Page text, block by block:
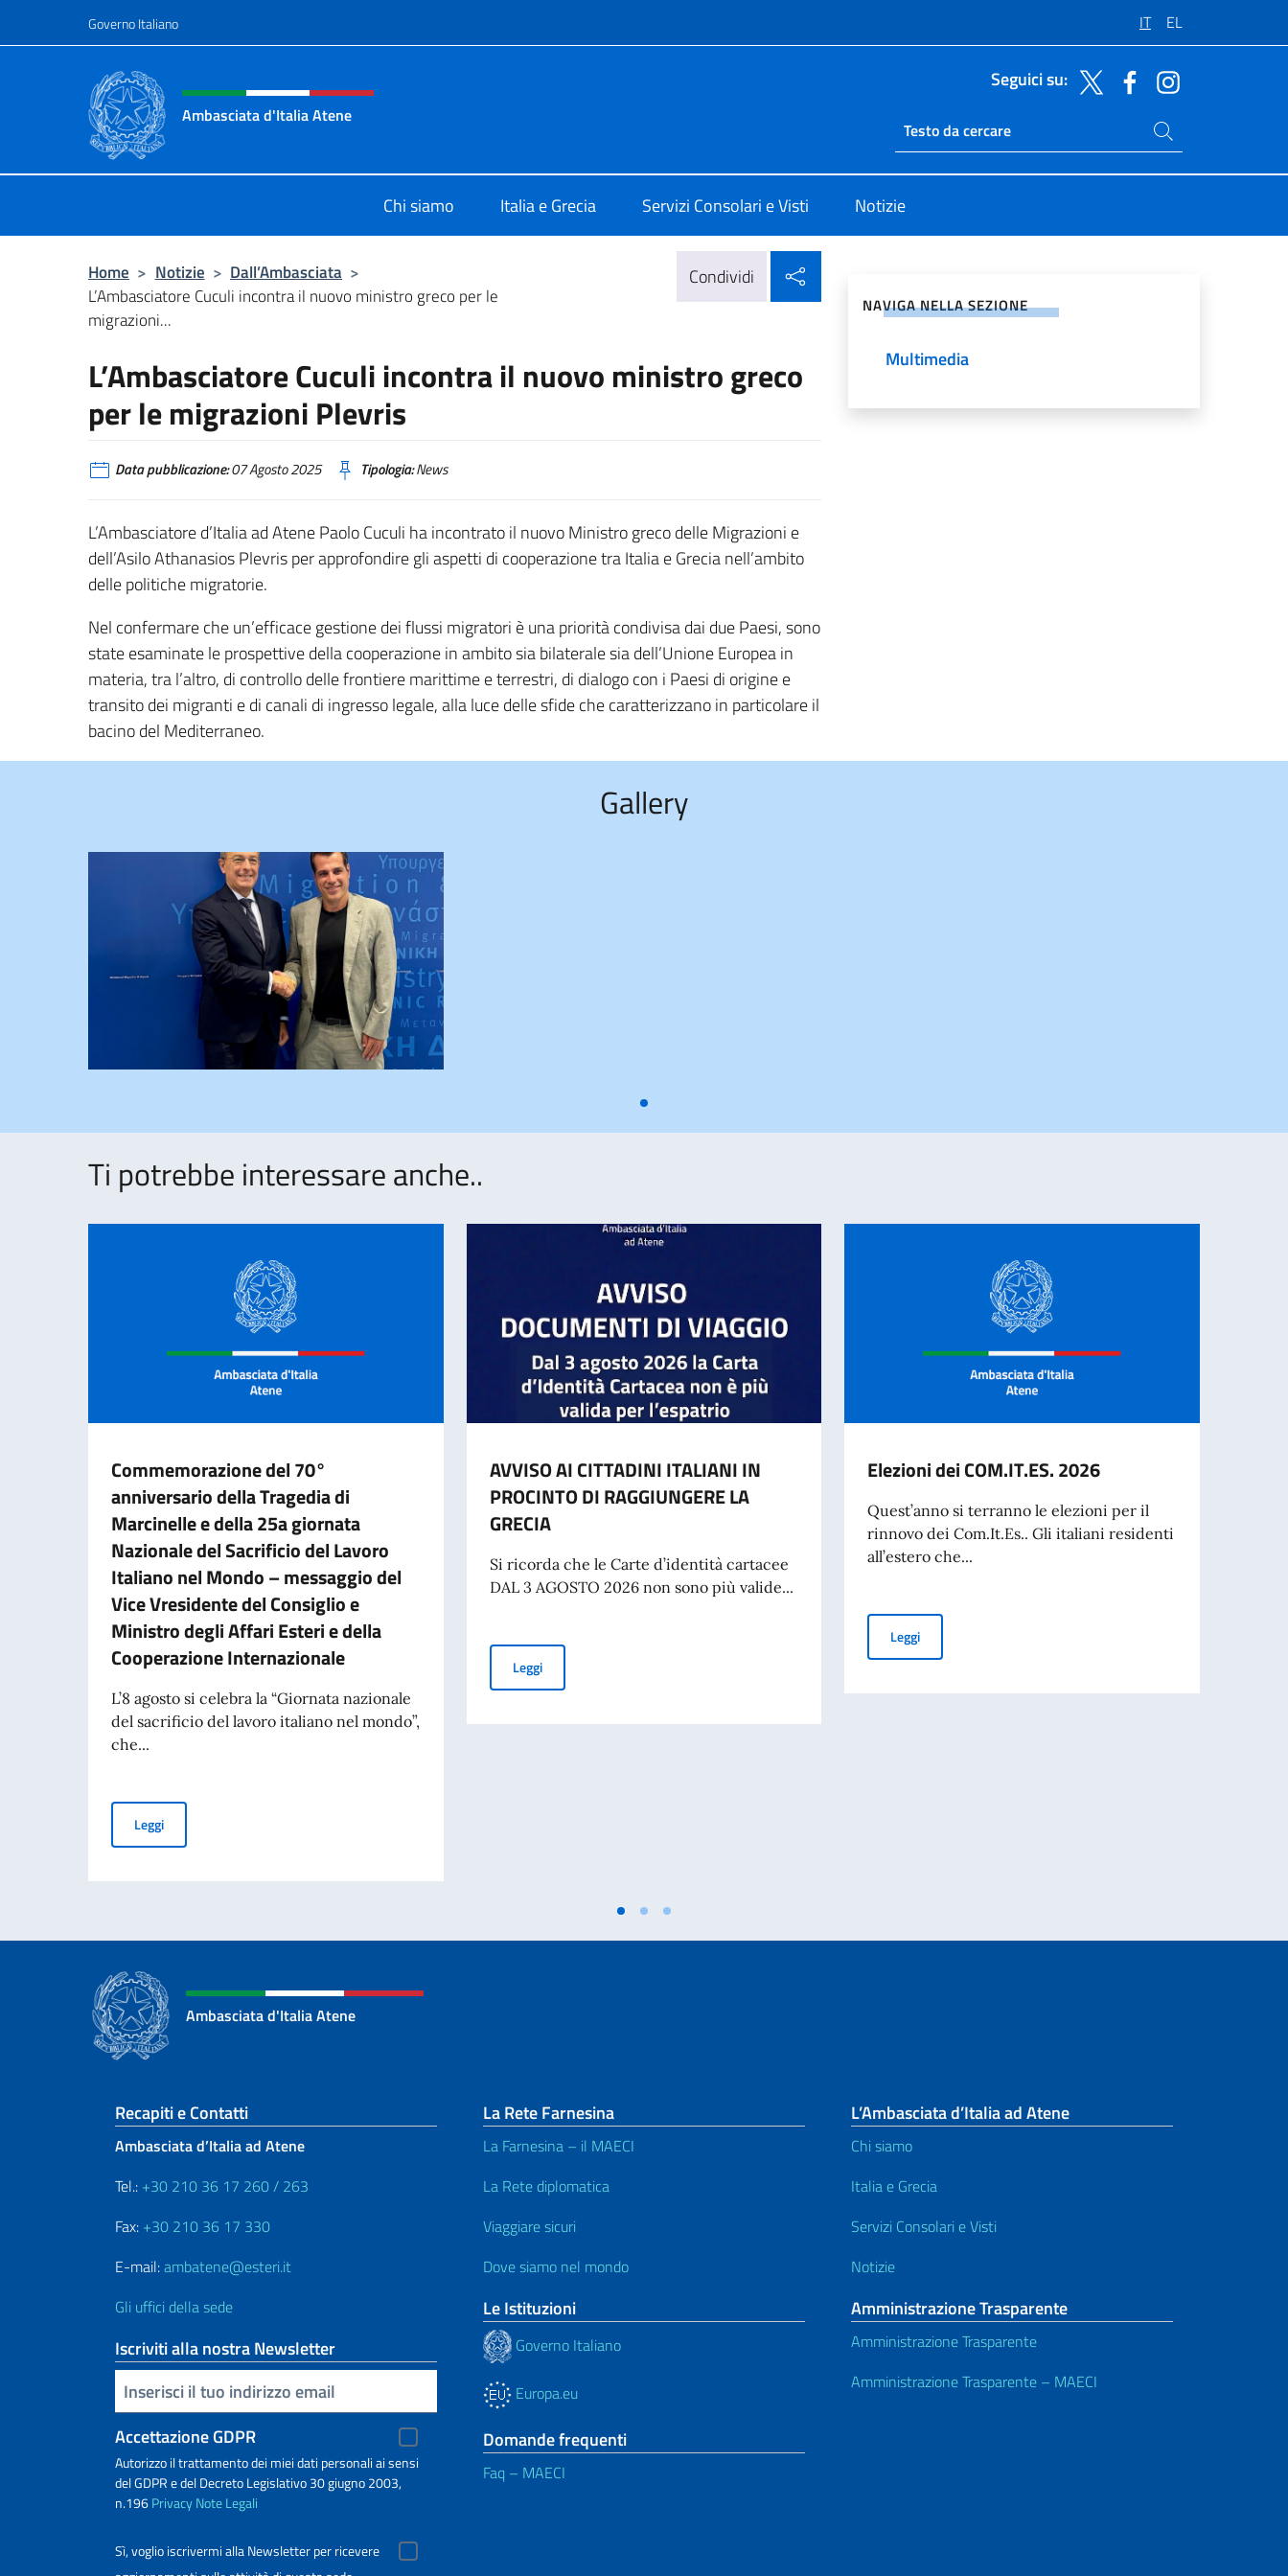
Governo Italiano IT EL
Intestazione sito, social e menù
Ambasciata d'Italia Atene
Seguici su:
Ricerca sito live
Cerca nel sito
Chi siamo Italia e Grecia Servizi Consolari e Visti Notizie
Home > Notizie > Dall’Ambasciata >
L’Ambasciatore Cuculi incontra il nuovo ministro greco per le
migrazioni...
Condividi
L’Ambasciatore Cuculi incontra il nuovo ministro greco
per le migrazioni Plevris
Data pubblicazione:07 Agosto 2025 Tipologia:News
L’Ambasciatore d’Italia ad Atene Paolo Cuculi ha incontrato il nuovo Ministro greco delle Migrazioni e
dell’Asilo Athanasios Plevris per approfondire gli aspetti di cooperazione tra Italia e Grecia nell’ambito
delle politiche migratorie.
Nel confermare che un’efficace gestione dei flussi migratori è una priorità condivisa dai due Paesi, sono
state esaminate le prospettive della cooperazione in ambito sia bilaterale sia dell’Unione Europea in
materia, tra l’altro, di controllo delle frontiere marittime e terrestri, di dialogo con i Paesi di origine e
transito dei migranti e di canali di ingresso legale, alla luce delle sfide che caratterizzano in particolare il
bacino del Mediterraneo.
NAVIGA NELLA SEZIONE
Multimedia
Gallery
Ti potrebbe interessare anche..
Commemorazione del 70°
anniversario della Tragedia di
Marcinelle e della 25a giornata
Nazionale del Sacrificio del Lavoro
Italiano nel Mondo – messaggio del
Vice Vresidente del Consiglio e
Ministro degli Affari Esteri e della
Cooperazione Internazionale
L’8 agosto si celebra la “Giornata nazionale
del sacrificio del lavoro italiano nel mondo”,
che...
LeggiCommemorazione del 70° anniversario della Tragedia di Marcinelle e della 25a giornata Nazionale del Sacrificio del Lavoro Italiano nel Mondo – messaggio del Vice Vresidente del Consiglio e
AVVISO AI CITTADINI ITALIANI IN
PROCINTO DI RAGGIUNGERE LA
GRECIA
Si ricorda che le Carte d’identità cartacee
DAL 3 AGOSTO 2026 non sono più valide...
LeggiAVVISO AI CITTADINI ITALIANI IN PROCINTO DI RAGGIUNGERE LA GRECIA
Elezioni dei COM.IT.ES. 2026
Quest’anno si terranno le elezioni per il
rinnovo dei Com.It.Es.. Gli italiani residenti
all’estero che...
LeggiElezioni dei COM.IT.ES. 2026
Ambasciata d'Italia Atene
Sezione footer
Recapiti e Contatti
Ambasciata d’Italia ad Atene
Tel.: +30 210 36 17 260 / 263
Fax: +30 210 36 17 330
E-mail:ambatene@esteri.it
Gli uffici della sede
Iscriviti alla nostra Newsletter
Inserisci la tua email
Accettazione GDPR
Autorizzo il trattamento dei miei dati personali ai sensi
del GDPR e del Decreto Legislativo 30 giugno 2003,
n.196PrivacyNote Legali
Sì, voglio iscrivermi alla Newsletter per ricevere
La Rete Farnesina
La Farnesina – il MAECI
La Rete diplomatica
Viaggiare sicuri
Dove siamo nel mondo
Le Istituzioni
Governo Italiano
Europa.eu
Domande frequenti
Faq – MAECI
L’Ambasciata d’Italia ad Atene
Chi siamo
Italia e Grecia
Servizi Consolari e Visti
Notizie
Amministrazione Trasparente
Amministrazione Trasparente
Amministrazione Trasparente – MAECI